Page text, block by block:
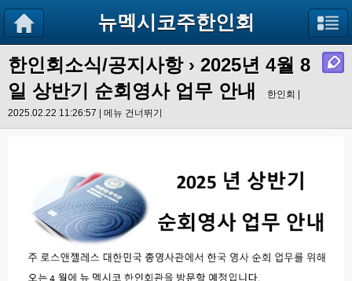
뉴멕시코주한인회
한인회소식/공지사항› 2025년 4월 8
일 상반기 순회영사 업무 안내
한인회 |
2025.02.22 11:26:57 | 메뉴 건너뛰기